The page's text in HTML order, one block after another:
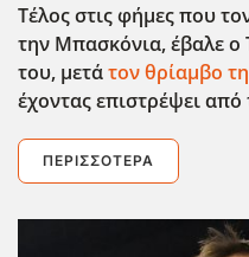
Τέλος στις φήμες που
την Μπασκόνια, έβαλε ο
του, μετάτον θρίαμβο
έχοντας επιστρέψει από
ΠΕΡΙΣΣΌΤΕΡΑ